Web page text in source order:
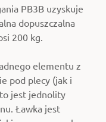
PB3B uzyskuje
dopuszczalna
200 kg.
elementu z
pod plecy (jak i
jest jednolity
Ławka jest